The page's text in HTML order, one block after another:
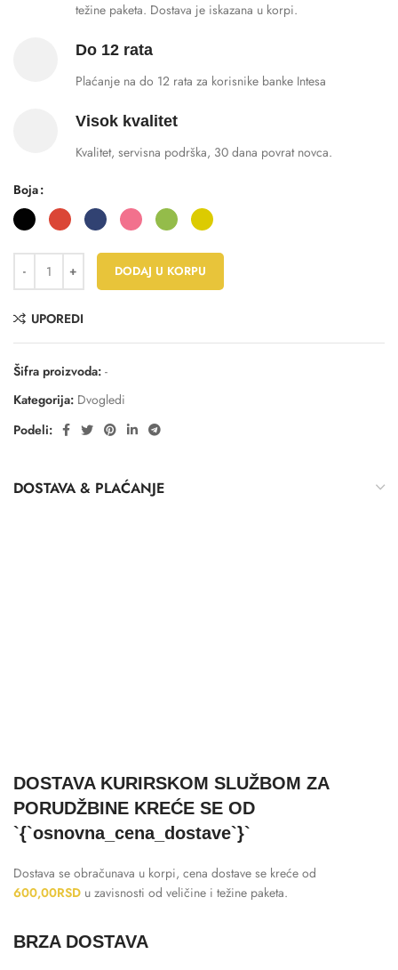
težine paketa. Dostava je iskazana u korpi.
Do 12 rata
Plaćanje na do 12 rata za korisnike banke Intesa
Visok kvalitet
Kvalitet, servisna podrška, 30 dana povrat novca.
Boja
DODAJ U KORPU
UPOREDI
Šifra proizvoda: -
Kategorija: Dvogledi
Podeli:
DOSTAVA & PLAĆANJE
DOSTAVA KURIRSKOM SLUŽBOM ZA
PORUDŽBINE KREĆE SE OD
`{`osnovna_cena_dostave`}`
Dostava se obračunava u korpi, cena dostave se kreće od
600,00RSD u zavisnosti od veličine i težine paketa.
BRZA DOSTAVA